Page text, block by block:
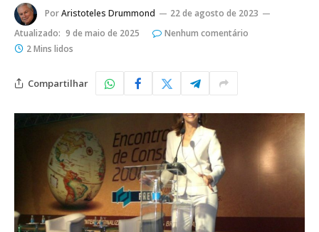
PorAristoteles Drummond
22 de agosto de 2023
Atualizado: 9 de maio de 2025
Nenhum comentário
2 Mins lidos
Compartilhar